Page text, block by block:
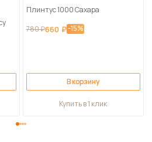
Плинтус 1000 Сахара
780 ₽660 ₽-15%
В корзину
Купить в 1 клик